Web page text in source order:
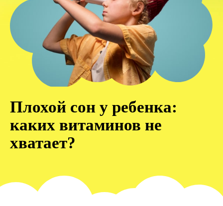
Плохой сон у ребенка:
каких витаминов не
хватает?